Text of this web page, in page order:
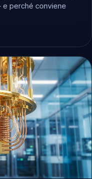
perché conviene